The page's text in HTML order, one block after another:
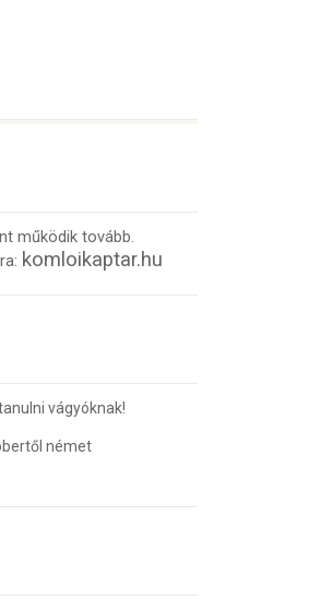
működik tovább.
komloikaptar.hu
vágyóknak!
német